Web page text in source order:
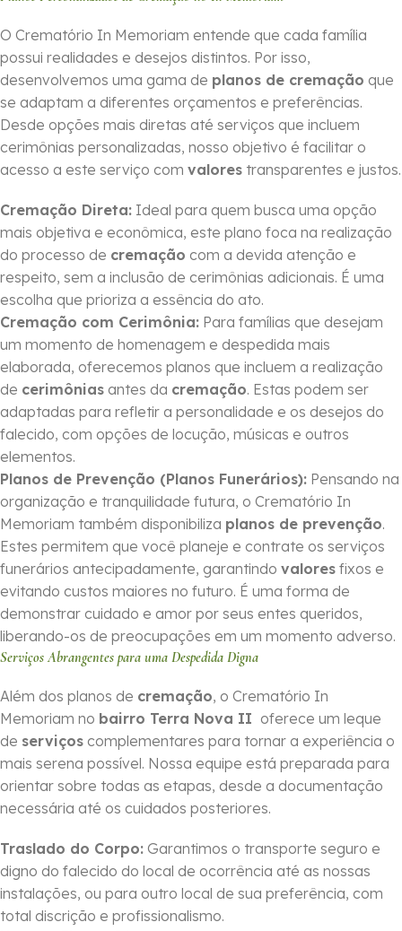
O Crematório In Memoriam entende que cada família
possui realidades e desejos distintos. Por isso,
desenvolvemos uma gama de planos de cremação que
se adaptam a diferentes orçamentos e preferências.
Desde opções mais diretas até serviços que incluem
cerimônias personalizadas, nosso objetivo é facilitar o
acesso a este serviço com valores transparentes e justos.
Cremação Direta: Ideal para quem busca uma opção
mais objetiva e econômica, este plano foca na realização
do processo de cremação com a devida atenção e
respeito, sem a inclusão de cerimônias adicionais. É uma
escolha que prioriza a essência do ato.
Cremação com Cerimônia: Para famílias que desejam
um momento de homenagem e despedida mais
elaborada, oferecemos planos que incluem a realização
de cerimônias antes da cremação. Estas podem ser
adaptadas para refletir a personalidade e os desejos do
falecido, com opções de locução, músicas e outros
elementos.
Planos de Prevenção (Planos Funerários): Pensando na
organização e tranquilidade futura, o Crematório In
Memoriam também disponibiliza planos de prevenção.
Estes permitem que você planeje e contrate os serviços
funerários antecipadamente, garantindo valores fixos e
evitando custos maiores no futuro. É uma forma de
demonstrar cuidado e amor por seus entes queridos,
liberando-os de preocupações em um momento adverso.
Serviços Abrangentes para uma Despedida Digna
Além dos planos de cremação, o Crematório In
Memoriam no bairro Terra Nova II oferece um leque
de serviços complementares para tornar a experiência o
mais serena possível. Nossa equipe está preparada para
orientar sobre todas as etapas, desde a documentação
necessária até os cuidados posteriores.
Traslado do Corpo: Garantimos o transporte seguro e
digno do falecido do local de ocorrência até as nossas
instalações, ou para outro local de sua preferência, com
total discrição e profissionalismo.